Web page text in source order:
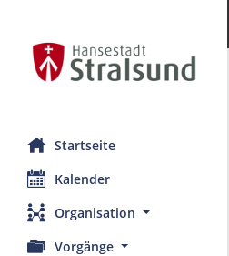
Startseite
Kalender
Organisation
Vorgänge